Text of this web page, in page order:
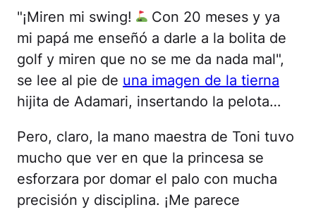
"¡Miren mi swing!
Con 20 meses y ya
mi papá me enseñó a darle a la bolita de
golf y miren que no se me da nada mal",
se lee al pie de una imagen de la tierna
hijita de Adamari, insertando la pelota…
Pero, claro, la mano maestra de Toni tuvo
mucho que ver en que la princesa se
esforzara por domar el palo con mucha
precisión y disciplina. ¡Me parece